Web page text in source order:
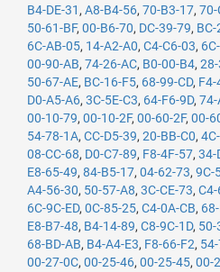
B4-DE-31 , A8-B4-56, 70-B3-17, 70-
50-61-BF, 00-B6-70, DC-39-79,
6C-AB-05, 14-A2-A0, C4-C6-03,
00-90-AB, 74-26-AC, B0-00-B4,
50-67-AE, BC-16-F5, 68-99-CD, F4-
D0-A5-A6, 3C-5E-C3, 64-F6-9D, 74-
00-10-79, 00-10-2F, 00-60-2F, 00-
54-78-1A, CC-D5-39, 20-BB-C0,
08-CC-68, D0-C7-89, F8-4F-57, 34-
E8-65-49, 84-B5-17, 04-62-73, 9C-
A4-56-30, 50-57-A8, 3C-CE-73,
6C-9C-ED, 0C-85-25, C4-0A-CB,
E8-B7-48, B4-14-89, C8-9C-1D, 50-
68-BD-AB, B4-A4-E3, F8-66-F2,
00-27-0C, 00-25-46, 00-25-45, 00-